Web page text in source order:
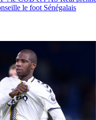
le foot Sénégalais